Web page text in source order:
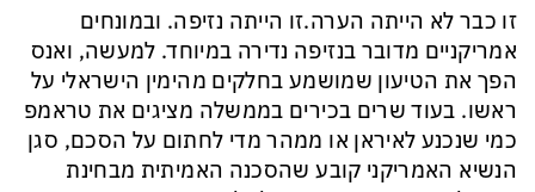
זו כבר לא הייתה הערה.זו הייתה נזיפה. ובמונחים
אמריקניים מדובר בנזיפה נדירה במיוחד. למעשה, ואנס
הפך את הטיעון שמושמע בחלקים מהימין הישראלי על
ראשו. בעוד שרים בכירים בממשלה מציגים את טראמפ
כמי שנכנע לאיראן או ממהר מדי לחתום על הסכם, סגן
הנשיא האמריקני קובע שהסכנה האמיתית מבחינת